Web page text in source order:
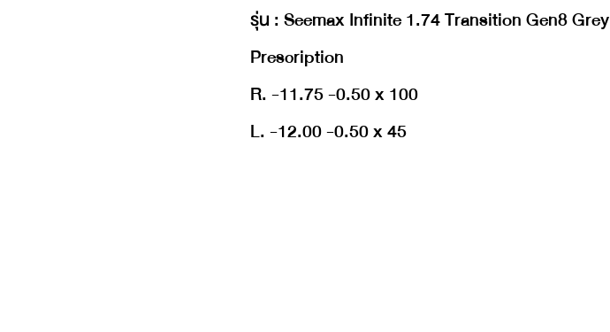
รุ่น : Seemax Infinite 1.74 Transition Gen8 Grey
Prescription
R. -11.75 -0.50 x 100
L. -12.00 -0.50 x 45